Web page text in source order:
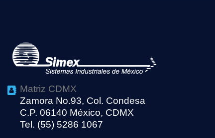
Matriz CDMX
Zamora No.93, Col. Condesa
C.P. 06140 México, CDMX
Tel. (55) 5286 1067